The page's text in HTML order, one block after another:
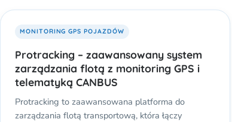
MONITORING GPS POJAZDÓW
Protracking – zaawansowany system
zarządzania flotą z monitoring GPS i
telematyką CANBUS
Protracking to zaawansowana platforma do
zarządzania flotą transportową, która łączy